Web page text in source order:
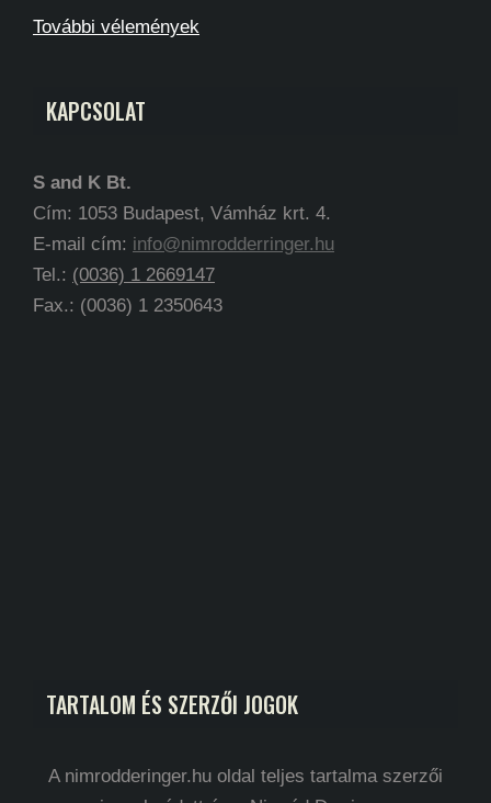
További vélemények
KAPCSOLAT
S and K Bt.
Cím: 1053 Budapest, Vámház krt. 4.
E-mail cím: info@nimrodderringer.hu
Tel.: (0036) 1 2669147
Fax.: (0036) 1 2350643
TARTALOM ÉS SZERZŐI JOGOK
A nimrodderinger.hu oldal teljes tartalma szerzői